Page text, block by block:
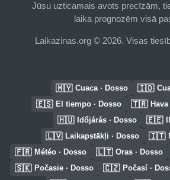
Jūsu uzticamais avots precīzām,
laika prognozēm visā
Laikazinas.org © 2026. Visas
🇲🇾 Cuaca · Dosso 🇮🇩
🇪🇸 El tiempo · Dosso 🇹🇷
🇭🇺 Időjárás · Dosso 🇪🇪
🇱🇻 Laikapstākļi · Dosso 🇮🇹
🇫🇷 Météo · Dosso 🇱🇹 Oras · Dosso
🇸🇰 Počasie · Dosso 🇨🇿 Počasí ·